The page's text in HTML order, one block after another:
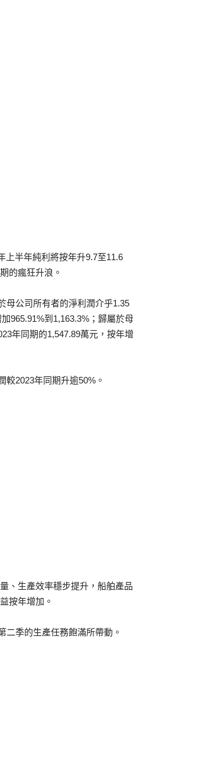
上半年純利將按年升9.7至11.6
的瘋狂升浪。
母公司所有者的淨利潤介乎1.35
965.91%到1,163.3%；歸屬於母
年同期的1,547.89萬元，按年增
2023年同期升逾50%。
、生產效率穩步提升，船舶產品
按年增加。
二季的生產任務飽滿所帶動。